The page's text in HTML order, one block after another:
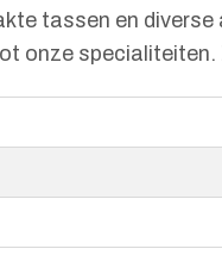
tassen en diverse
onze specialiteiten.